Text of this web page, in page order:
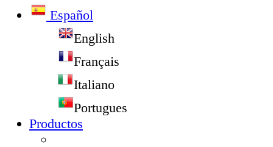
Español
English
Français
Italiano
Portugues
Productos